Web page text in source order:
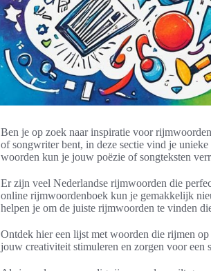
Ben je op zoek naar inspiratie voor
of songwriter bent, in deze sectie vind je
woorden kun je jouw poëzie of songteksten
Er zijn veel Nederlandse rijmwoorden die
online rijmwoordenboek kun je gemakkelijk
helpen je om de juiste rijmwoorden te vinden
Ontdek hier een lijst met woorden die rijmen
jouw creativiteit stimuleren en zorgen voor